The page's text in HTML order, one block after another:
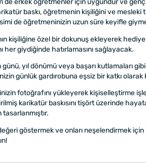
de erkek öğretmenler için uygundur ve
baskı, öğretmenin kişiliğini ve mesleki
de öğretmeninizin uzun süre keyifle
kişiliğine özel bir dokunuş ekleyerek
her giydiğinde hatırlamasını sağlayacak.
yıl dönümü veya başarı kutlamaları
günlük gardırobuna eşsiz bir katkı
fotoğrafını yükleyerek kişiselleştirme
karikatür baskısını tişört üzerinde
göstermek ve onları neşelendirmek